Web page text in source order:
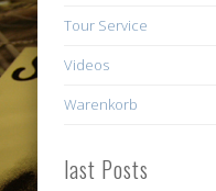
Tour Service
Videos
Warenkorb
last Posts